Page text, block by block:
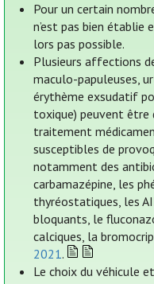
Pour un certain
n’est pas bien
lors pas possible.
Plusieurs affections
maculo-papuleuses,
érythème exsudatif
toxique) peuvent être
traitement
susceptibles de
notamment des
carbamazépine, les
thyréostatiques, les
bloquants, le
calciques, la
2021.
Le choix du véhicule